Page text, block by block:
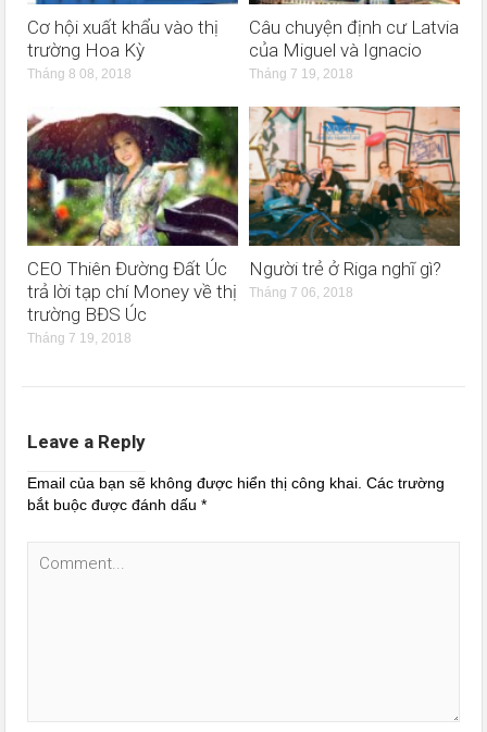
Cơ hội xuất khẩu vào thị
trường Hoa Kỳ
Tháng 8 08, 2018
Câu chuyện định cư Latvia
của Miguel và Ignacio
Tháng 7 19, 2018
CEO Thiên Đường Đất Úc
trả lời tạp chí Money về thị
trường BĐS Úc
Tháng 7 19, 2018
Người trẻ ở Riga nghĩ gì?
Tháng 7 06, 2018
Leave a Reply
Email của bạn sẽ không được hiển thị công khai. Các trường
bắt buộc được đánh dấu*